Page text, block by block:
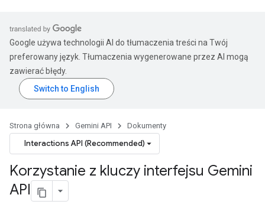
Google używa technologii AI do tłumaczenia treści na Twój
preferowany język. Tłumaczenia wygenerowane przez AI mogą
zawierać błędy.
Strona główna Gemini API Dokumenty
Interactions API (Recommended)
Korzystanie z kluczy interfejsu Gemini
API